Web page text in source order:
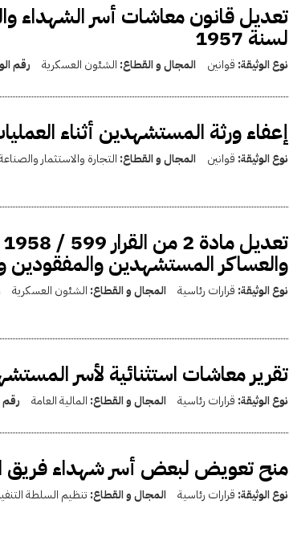
لسنة 1957
نوع الوثيقة: قوانين المجال و القطاع: الشئون العسكرية رقم
إعفاء ورثة المستشهدين أثناء
نوع الوثيقة: قوانين المجال و القطاع: التجارة والاستثمار
والعساكر المستشهدين
نوع الوثيقة: قرارات رئاسية المجال و القطاع: الشئون العسكرية
تقرير معاشات استثنائية لأسر
نوع الوثيقة: قرارات رئاسية المجال و القطاع: المالية العامة رقم
منح تعويض لبعض أسر شهداء فريق
نوع الوثيقة: قرارات رئاسية المجال و القطاع: تنظيم السلطة